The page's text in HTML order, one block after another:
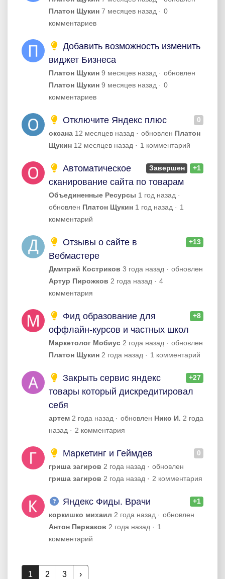
Платон Щукин 7 месяцев назад
0
комментариев
Добавить возможность изменить
виджет Бизнеса
Платон Щукин 9 месяцев назад
обновлен
Платон Щукин 9 месяцев назад
0
комментариев
0
Отключите Яндекс плюс
оксана 12 месяцев назад обновлен Платон
Щукин 12 месяцев назад 1 комментарий
+1
Завершен
Автоматическое
сканирование сайта по товарам
Объединенные Ресурсы 1 год назад
обновлен Платон Щукин 1 год назад
1
комментарий
+13
Отзывы о сайте в
Вебмастере
Дмитрий Костриков 3 года назад
обновлен
Артур Пирожков 2 года назад
4
комментария
+8
Фид образование для
оффлайн-курсов и частных школ
Маркетолог Мобиус 2 года назад
обновлен
Платон Щукин 2 года назад 1 комментарий
+27
Закрыть сервис яндекс
товары который дискредитировал
себя
артем 2 года назад обновлен Нико И. 2 года
назад
2 комментария
0
Маркетинг и Геймдев
гриша загиров 2 года назад
обновлен
гриша загиров 2 года назад 2 комментария
+1
Яндекс Фиды. Врачи
коркишко михаил 2 года назад
обновлен
Антон Перваков 2 года назад
1
комментарий
1 2 3 ›